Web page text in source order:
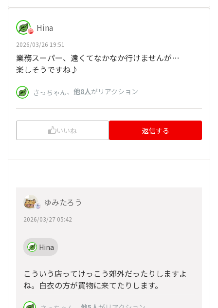
Hina
2026/03/26 19:51
業務スーパー、遠くてなかなか行けませんが…
楽しそうですね♪
さっちゃん、 他8人がリアクション
いいね 返信する
ゆみたろう
2026/03/27 05:42
Hina
こういう店ってけっこう郊外だったりしますよ
ね。白衣の方が買物に来てたりします。